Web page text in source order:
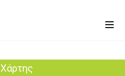
Χάρτης